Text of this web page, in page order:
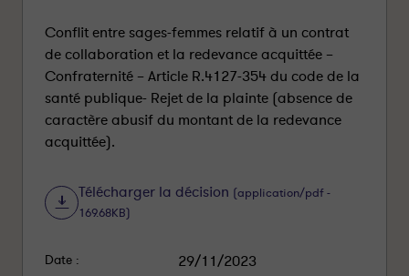
Conflit entre sages-femmes relatif à un contrat
de collaboration et la redevance acquittée –
Confraternité – Article R.4127-354 du code de la
santé publique- Rejet de la plainte (absence de
caractère abusif du montant de la redevance
acquittée).
Télécharger la décision (application/pdf -
169.68KB)
Date : 29/11/2023